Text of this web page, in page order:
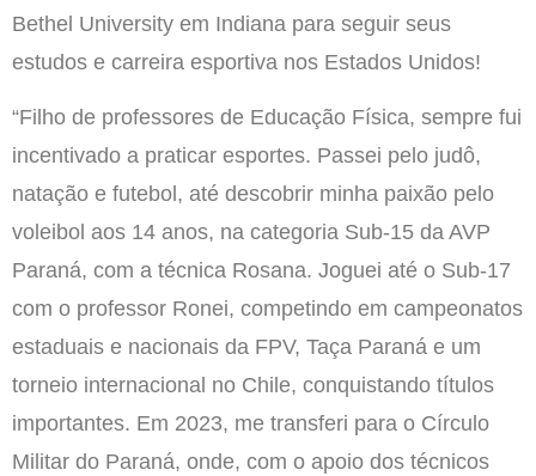
Bethel University em Indiana para seguir seus
estudos e carreira esportiva nos Estados Unidos!
“Filho de professores de Educação Física, sempre fui
incentivado a praticar esportes. Passei pelo judô,
natação e futebol, até descobrir minha paixão pelo
voleibol aos 14 anos, na categoria Sub-15 da AVP
Paraná, com a técnica Rosana. Joguei até o Sub-17
com o professor Ronei, competindo em campeonatos
estaduais e nacionais da FPV, Taça Paraná e um
torneio internacional no Chile, conquistando títulos
importantes. Em 2023, me transferi para o Círculo
Militar do Paraná, onde, com o apoio dos técnicos